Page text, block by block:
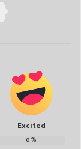
Excited
0%